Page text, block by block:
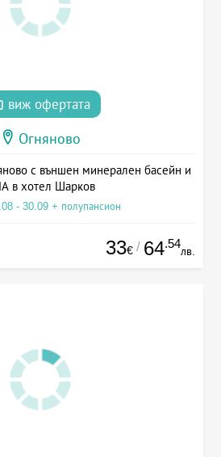
виж офертата
Огняново
с външен минерален басейн и
в хотел Шарков
- 30.09 + полупансион
33€ / 64.54
лв.